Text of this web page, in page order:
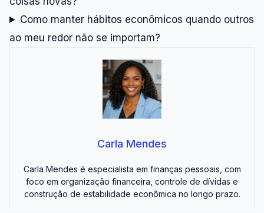
Como manter hábitos econômicos quando outros
ao meu redor não se importam?
Carla Mendes
Carla Mendes é especialista em finanças pessoais, com
foco em organização financeira, controle de dívidas e
construção de estabilidade econômica no longo prazo.